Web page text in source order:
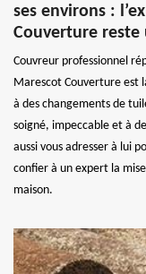
ses environs :
Couverture
Couvreur professionnel
Marescot Couverture est
à des changements de
soigné, impeccable et à
aussi vous adresser à lui
confier à un expert la
maison.